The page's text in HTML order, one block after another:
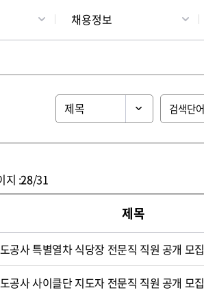
채용정보
지 :28/31
제목
공사 특별열차 식당장 전문직 직원 공개 모집
공사 사이클단 지도자 전문직 직원 공개 모집